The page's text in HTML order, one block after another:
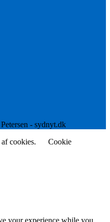
- sydnyt.dk
cookies.
Cookie